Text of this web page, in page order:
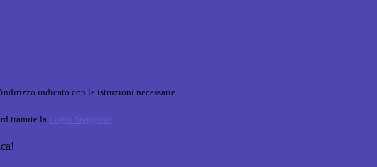
indicato con le istruzioni necessarie.
tramite la Login Spaggiari